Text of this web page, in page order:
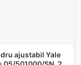
ajustabil Yale